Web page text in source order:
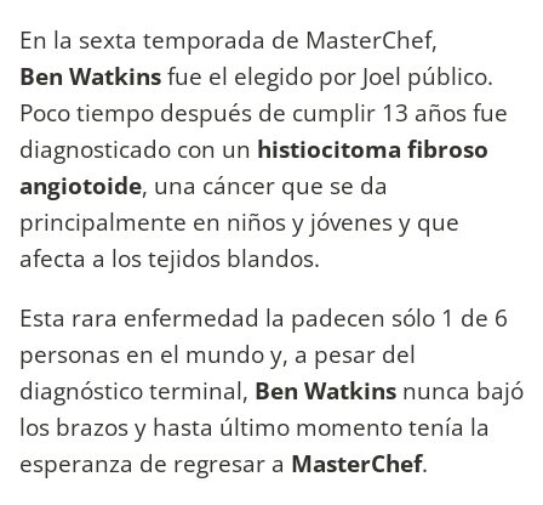
En la sexta temporada de MasterChef,
Ben Watkinsfue el elegido por Joel público.
Poco tiempo después de cumplir 13 años fue
diagnosticado con un histiocitoma fibroso
angiotoide, una cáncer que se da
principalmente en niños y jóvenes y que
afecta a los tejidos blandos.
Esta rara enfermedad la padecen sólo 1 de 6
personas en el mundo y, a pesar del
diagnóstico terminal, Ben Watkins nunca bajó
los brazos y hasta último momento tenía la
esperanza de regresar a MasterChef.